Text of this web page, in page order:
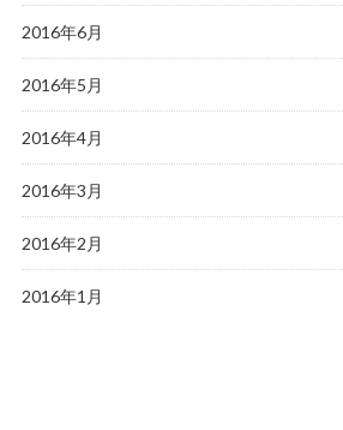
2016年6月
2016年5月
2016年4月
2016年3月
2016年2月
2016年1月